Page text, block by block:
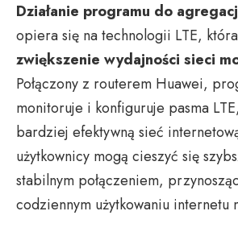
Działanie programu do
opiera się na technologii LTE,
zwiększenie wydajności sieci
Połączony z routerem Huawei,
monitoruje i konfiguruje pasma
bardziej efektywną sieć
użytkownicy mogą cieszyć się
stabilnym połączeniem,
codziennym użytkowaniu internetu